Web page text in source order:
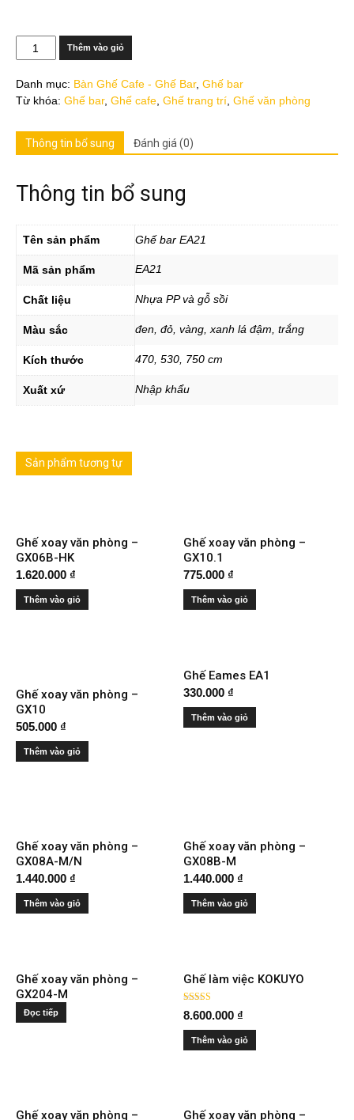
lượng
Thêm vào giỏ
Danh mục: Bàn Ghế Cafe - Ghế Bar, Ghế bar
Từ khóa: Ghế bar, Ghế cafe Ghế trang trí Ghế văn phòng
Thông tin bổ sung Đánh giá (0)
Thông tin bổ sung
Tên sản phẩm Ghế bar EA21
Mã sản phẩm EA21
Chất liệu Nhựa PP và gỗ sồi
Màu sắc đen, đỏ, vàng, xanh lá đậm, trắng
Kích thước 470, 530, 750 cm
Xuất xứ Nhập khẩu
Sản phẩm tương tự
Ghế xoay văn phòng –
GX06B-HK
1.620.000 ₫
Thêm vào giỏ
Ghế xoay văn phòng –
GX10.1
775.000 ₫
Thêm vào giỏ
Ghế xoay văn phòng –
GX10
505.000 ₫
Thêm vào giỏ
Ghế Eames EA1
330.000 ₫
Thêm vào giỏ
Ghế xoay văn phòng –
GX08A-M/N
1.440.000 ₫
Thêm vào giỏ
Ghế xoay văn phòng –
GX08B-M
1.440.000 ₫
Thêm vào giỏ
Ghế xoay văn phòng –
GX204-M
Đọc tiếp
Ghế làm việc KOKUYO
Được xếp
hạng
5.00
5 sao
8.600.000 ₫
Thêm vào giỏ
Ghế xoay văn phòng – Ghế xoay văn phòng –